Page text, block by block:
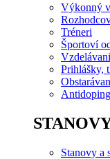
Výkonný
Tréneri
Športoví
Prihlášky,
Antidoping
Stanovy a